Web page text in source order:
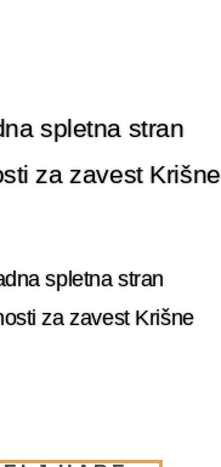
spletna stran
za zavest Krišne
spletna stran
za zavest Krišne